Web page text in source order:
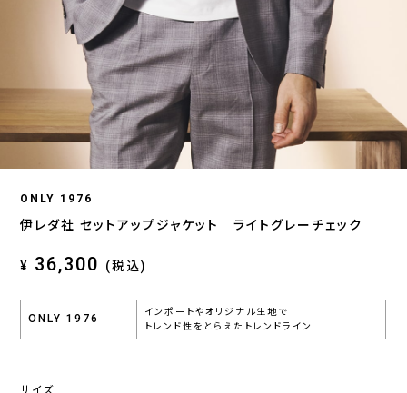
ONLY 1976
伊レダ社 セットアップジャケット ライトグレーチェック
¥ 36,300 (税込)
ONLY 1976
インポートやオリジナル生地で
トレンド性をとらえたトレンドライン